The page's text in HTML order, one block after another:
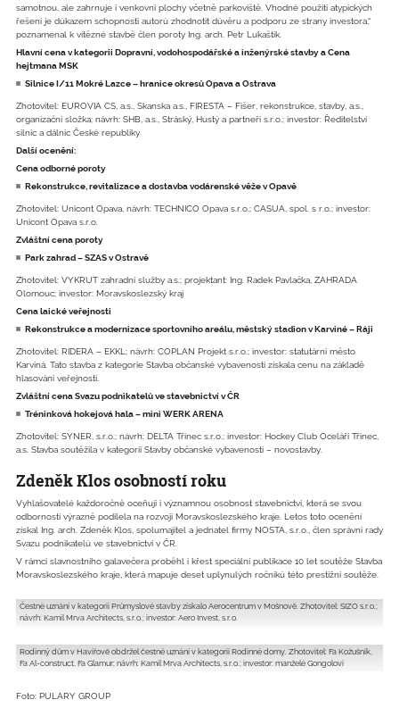
samotnou, ale zahrnuje i venkovní plochy včetně parkoviště. Vhodné použití atypických
řešení je důkazem schopnosti autorů zhodnotit důvěru a podporu ze strany investora,“
poznamenal k vítězné stavbě člen poroty Ing. arch. Petr Lukaštík.
Hlavní cena v kategorii Dopravní, vodohospodářské a inženýrské stavby a Cena
hejtmana MSK
Silnice I/11 Mokré Lazce – hranice okresů Opava a Ostrava
Zhotovitel: EUROVIA CS, a.s., Skanska a.s., FIRESTA – Fišer, rekonstrukce, stavby, a.s.,
organizační složka; návrh: SHB, a.s., Stráský, Hustý a partneři s.r.o.; investor: Ředitelství
silnic a dálnic České republiky
Další ocenění:
Cena odborné poroty
Rekonstrukce, revitalizace a dostavba vodárenské věže v Opavě
Zhotovitel: Unicont Opava, návrh: TECHNICO Opava s.r.o.; CASUA, spol. s r.o.; investor:
Unicont Opava s.r.o.
Zvláštní cena poroty
Park zahrad – SZAS v Ostravě
Zhotovitel: VYKRUT zahradní služby a.s.; projektant: Ing. Radek Pavlačka, ZAHRADA
Olomouc; investor: Moravskoslezský kraj
Cena laické veřejnosti
Rekonstrukce a modernizace sporto­vního areálu, městský stadion v Karviné – Ráji
Zhotovitel: RIDERA – EKKL; návrh: COPLAN Projekt s.r.o.; investor: statutární město
Karviná. Tato stavba z kategorie Stavba občanské vybavenosti získala cenu na základě
hlasování veřejnosti.
Zvláštní cena Svazu podnika­telů ve stavebnictví v ČR
Tréninková hokejová hala – mini WERK ARENA
Zhotovitel: SYNER, s.r.o.; návrh: DELTA Třinec s.r.o.; investor: Hockey Club Oceláři Třinec,
a.s. Stavba soutěžila v kategorii Stavby občanské vybavenosti – novostavby.
Zdeněk Klos osobností roku
Vyhlašovatelé každoročně oceňují i významnou osobnost stavebnictví, která se svou
odborností výrazně podílela na rozvoji Moravskoslezského kraje. Letos toto ocenění
získal Ing. arch. Zdeněk Klos, spolumajitel a jednatel firmy NOSTA, s.r.o., člen správní rady
Svazu podnikatelů ve stavebnictví v ČR.
V rámci slavnostního galavečera proběhl i křest speciální publikace 10 let soutěže Stavba
Moravskoslezského kraje, která mapuje deset uplynulých ročníků této prestižní soutěže.
Čestné uznání v kategorii Průmyslové stavby získalo Aerocentrum v Mošnově. Zhotovitel: SIZO s.r.o.;
návrh: Kamil Mrva Architects, s.r.o.; investor: Aero Invest, s.r.o.
Rodinný dům v Havířově obdržel čestné uznání v kategorii Rodinné domy. Zhotovitel: Fa Kožušník,
Fa Al-construct, Fa Glamur; návrh: Kamil Mrva Architects, s.r.o.; investor: manželé Gongolovi
Foto: PULARY GROUP